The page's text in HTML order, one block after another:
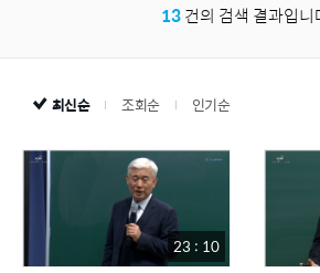
13건의 검색 결과입니
최신순 조회순 인기순
23 : 10